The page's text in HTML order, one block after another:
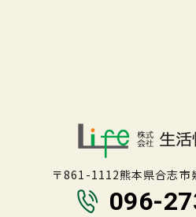
〒861-1112熊本県合志市
096-